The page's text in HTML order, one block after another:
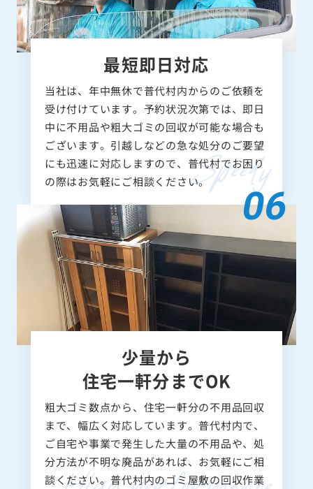
最短即日対応
当社は、年中無休で普代村内からのご依頼を
受け付けています。予約状況次第では、即日
中に不用品や粗大ゴミの回収が可能な場合も
ございます。引越しなどの急な処分のご要望
にも迅速に対応しますので、普代村でお困り
の際はお気軽にご相談ください。
少量から
住宅一軒分までOK
粗大ゴミ数点から、住宅一軒分の不用品回収
まで、幅広く対応しています。普代村内で、
ご自宅や事業で発生した大量の不用品や、処
分方法が不明な廃品があれば、お気軽にご相
談ください。普代村内のゴミ屋敷の回収作業